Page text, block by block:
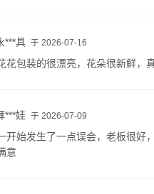
***具 于 2026-07-16
花包装的很漂亮，花朵很新鲜，
***娃 于 2026-07-09
开始发生了一点误会，老板很好
意